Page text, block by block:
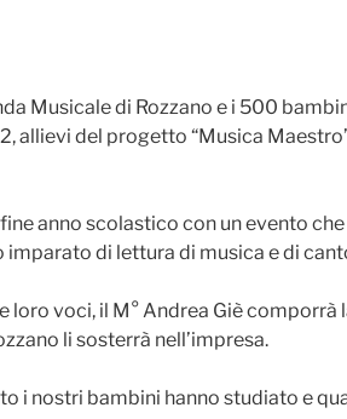
Musicale di Rozzano e i 500
allievi del progetto “Musica
anno scolastico con un evento
di lettura di musica e di
loro voci, il M° Andrea Giè comporrà
li sosterrà nell’impresa.
i nostri bambini hanno studiato e